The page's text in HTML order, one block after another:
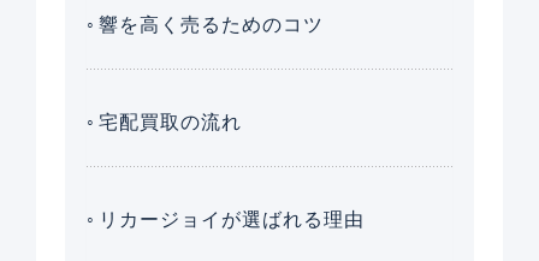
響を高く売るためのコツ
宅配買取の流れ
リカージョイが選ばれる理由